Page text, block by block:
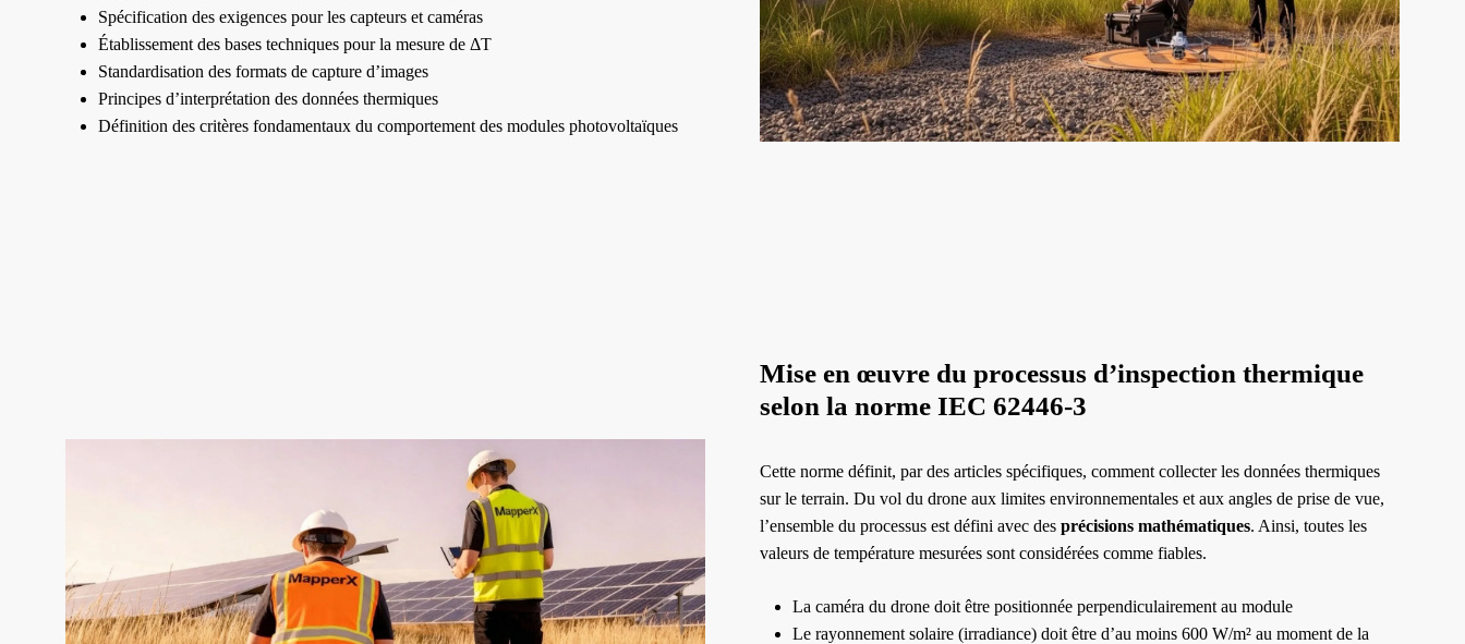
Spécification des exigences pour les capteurs et caméras
Établissement des bases techniques pour la mesure de ΔT
Standardisation des formats de capture d’images
Principes d’interprétation des données thermiques
Définition des critères fondamentaux du comportement des modules photovoltaïques
Mise en œuvre du processus d’inspection thermique
selon la norme IEC 62446-3
Cette norme définit, par des articles spécifiques, comment collecter les données thermiques
sur le terrain. Du vol du drone aux limites environnementales et aux angles de prise de vue,
l’ensemble du processus est défini avec des précisions mathématiques. Ainsi, toutes les
valeurs de température mesurées sont considérées comme fiables.
La caméra du drone doit être positionnée perpendiculairement au module
Le rayonnement solaire (irradiance) doit être d’au moins 600 W/m² au moment de la